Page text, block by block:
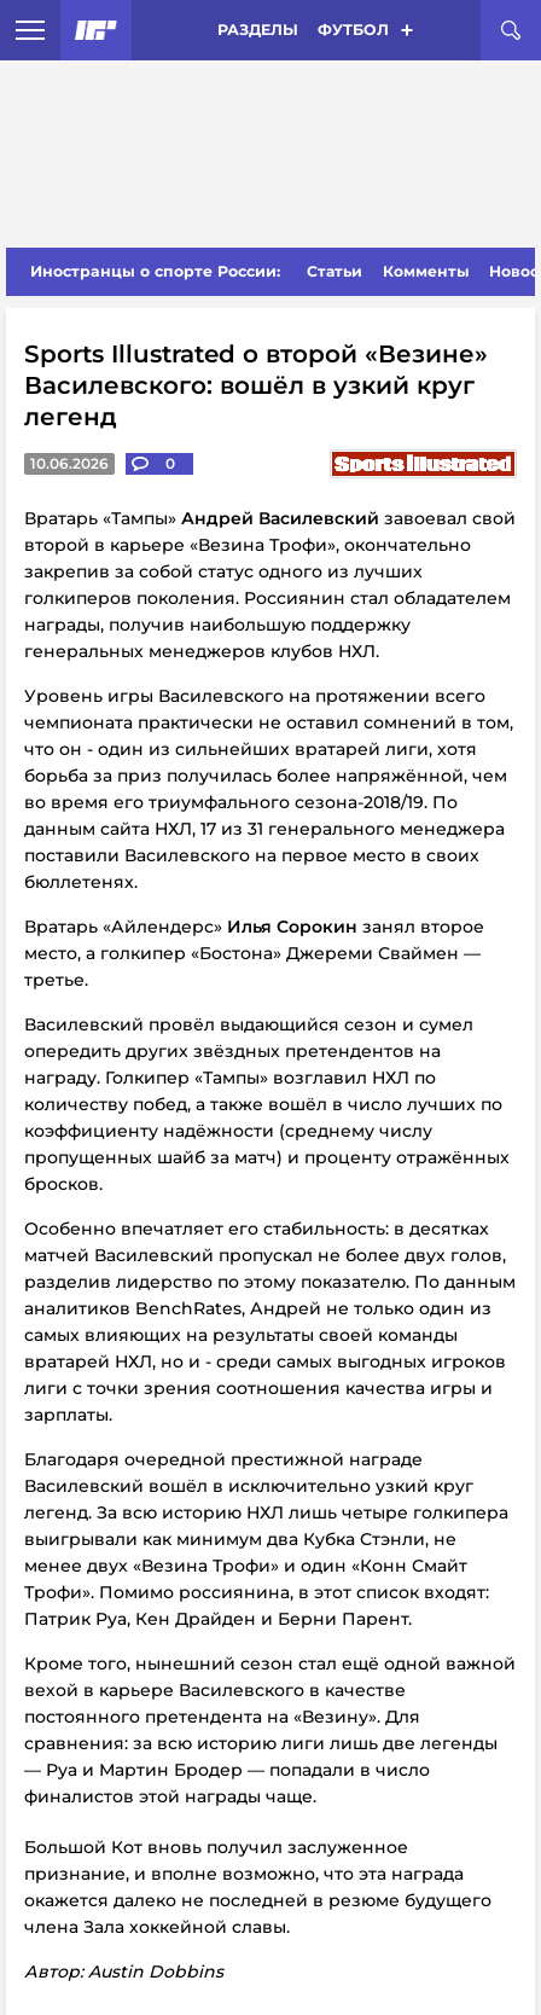
РАЗДЕЛЫ ФУТБОЛ
Иностранцы о спорте России: Статьи Комменты
Sports Illustrated о второй «Везине»
Василевского: вошёл в узкий круг
легенд
10.06.2026 0
Вратарь «Тампы» Андрей Василевский завоевал свой
второй в карьере «Везина Трофи», окончательно
закрепив за собой статус одного из лучших
голкиперов поколения. Россиянин стал обладателем
награды, получив наибольшую поддержку
генеральных менеджеров клубов НХЛ.
Уровень игры Василевского на протяжении всего
чемпионата практически не оставил сомнений в том,
что он - один из сильнейших вратарей лиги, хотя
борьба за приз получилась более напряжённой, чем
во время его триумфального сезона-2018/19. По
данным сайта НХЛ, 17 из 31 генерального менеджера
поставили Василевского на первое место в своих
бюллетенях.
Вратарь «Айлендерс» Илья Сорокин занял второе
место, а голкипер «Бостона» Джереми Сваймен —
третье.
Василевский провёл выдающийся сезон и сумел
опередить других звёздных претендентов на
награду. Голкипер «Тампы» возглавил НХЛ по
количеству побед, а также вошёл в число лучших по
коэффициенту надёжности (среднему числу
пропущенных шайб за матч) и проценту отражённых
бросков.
Особенно впечатляет его стабильность: в десятках
матчей Василевский пропускал не более двух голов,
разделив лидерство по этому показателю. По данным
аналитиков BenchRates, Андрей не только один из
самых влияющих на результаты своей команды
вратарей НХЛ, но и - среди самых выгодных игроков
лиги с точки зрения соотношения качества игры и
зарплаты.
Благодаря очередной престижной награде
Василевский вошёл в исключительно узкий круг
легенд. За всю историю НХЛ лишь четыре голкипера
выигрывали как минимум два Кубка Стэнли, не
менее двух «Везина Трофи» и один «Конн Смайт
Трофи». Помимо россиянина, в этот список входят:
Патрик Руа, Кен Драйден и Берни Парент.
Кроме того, нынешний сезон стал ещё одной важной
вехой в карьере Василевского в качестве
постоянного претендента на «Везину». Для
сравнения: за всю историю лиги лишь две легенды
— Руа и Мартин Бродер — попадали в число
финалистов этой награды чаще.
Большой Кот вновь получил заслуженное
признание, и вполне возможно, что эта награда
окажется далеко не последней в резюме будущего
члена Зала хоккейной славы.
Автор: Austin Dobbins